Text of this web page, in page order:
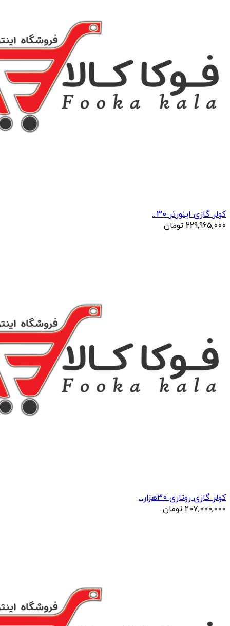
کولر گازی اینورتر 30...
229,965,000 تومان
کولر گازی روتاری 30هزار...
207,000,000 تومان